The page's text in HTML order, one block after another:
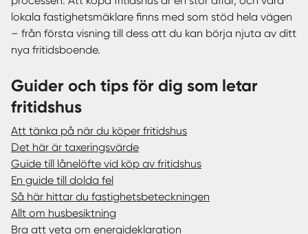
lokala fastighetsmäklare finns med som stöd hela vägen
– från första visning till dess att du kan börja njuta av ditt
nya fritidsboende.
Guider och tips för dig som letar
fritidshus
Att tänka på när du köper fritidshus
Det här är taxeringsvärde
Guide till lånelöfte vid köp av fritidshus
En guide till dolda fel
Så här hittar du fastighetsbeteckningen
Allt om husbesiktning
Bra att veta om energideklaration